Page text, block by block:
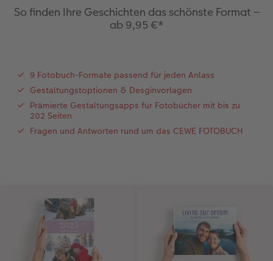
Webinare & VHS
Erste Schritte
Fotobuch erstellen
Neuheiten
Bestellwege
CEWE myPhotos
Neuheiten
Extras
Last Minute Fotos
Fotos digitalisieren
Neuheiten
Extras
Sofortfotosets
Mehrteilige Sofortfotos
Retro Minis
Faber-Castell
CEWE Geschenkgutschein
Neuheiten
CEWE myPhotos
Papierqualitäten
CEWE myPhotos
Neuheiten
Bestellwege
Neuheiten
CEWE myPhotos
Extras
Besondere Geschenkideen
Anleitungen & Hilfe
Fotowettbewerbe
CEWE Magazin
Neuheiten
So finden Ihre Geschichten das schönste Format –
ab 9,95 €*
9 Fotobuch-Formate passend für jeden Anlass
Gestaltungstoptionen & Desginvorlagen
Prämierte Gestaltungsapps für Fotobücher mit bis zu
202 Seiten
Fragen und Antworten rund um das CEWE FOTOBUCH